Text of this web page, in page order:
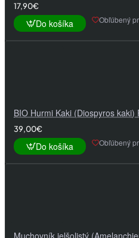
17,90€
Do košíka Obľúbený
BIO Hurmi Kaki (Diospyros kaki)
39,00€
Do košíka Obľúbený
Muchovník jelšolistý